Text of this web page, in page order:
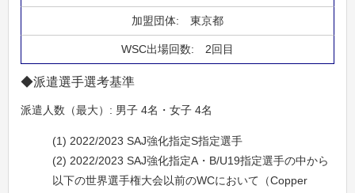
東京都
2回目
◆派遣選手選考基準
派遣人数（最大）: 男子 4名・女子 4名
(1) 2022/2023 SAJ強化指定S指定選手
(2) 2022/2023 SAJ強化指定A・B/U19指定選手の中から
以下の世界選手権大会以前のWCにおいて（Copper